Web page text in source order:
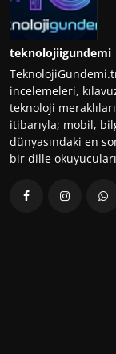
teknolojiigundemi
incelemeleri,
teknoloji
itibarıyla; mobil,
dünyasındaki en
bir dille